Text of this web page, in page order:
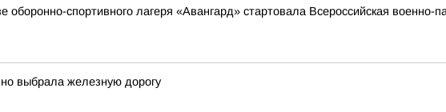
оборонно-спортивного лагеря «Авангард» стартовала Всероссийская
выбрала железную дорогу